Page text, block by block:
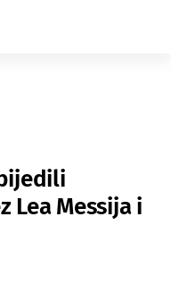
Lea Messija i